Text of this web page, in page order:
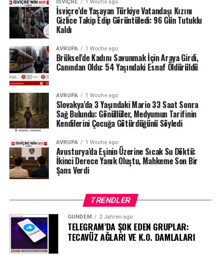
belgelerinin şeffaf olduğunu, İçişleri Bakanlığı
tarafından da düzenli olarak denetlendiğini hatırlattı.
Milyonlarca liralık para transferleri ve şoförün iddiaları
üzerinden derinleşen soruşturmada gözler, yargı
makamlarının atacağı bir sonraki adıma çevrilmiş
durumda.#ahbap #sondakika
İSVIÇRE 1 Woche ago
İsviçre’de Yaşayan Türkiye Vatandaşı Kızını
Gizlice Takip Edip Görüntüledi: 96 Gün Tutuklu
Kaldı
AVRUPA 1 Woche ago
Brüksel’de Kadını Savunmak İçin Araya Girdi,
Canından Oldu: 54 Yaşındaki Esnaf Öldürüldü
AVRUPA 1 Woche ago
Slovakya’da 3 Yaşındaki Mario 33 Saat Sonra
Sağ Bulundu: Gönüllüler, Medyumun Tarifinin
Kendilerini Çocuğa Götürdüğünü Söyledi
AVRUPA 1 Woche ago
Avusturya’da Eşinin Üzerine Sıcak Su Döktü:
İkinci Derece Yanık Oluştu, Mahkeme Son Bir
Şans Verdi
TRENDLER
GÜNDEM 2 Jahren ago
TELEGRAM’DA ŞOK EDEN GRUPLAR:
TECAVÜZ AĞLARI VE K.O. DAMLALARI